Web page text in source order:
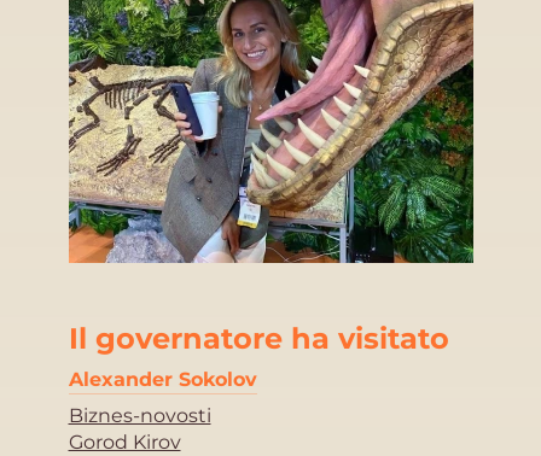
Il governatore ha visitato
Alexander Sokolov
Biznes-novosti
Gorod Kirov